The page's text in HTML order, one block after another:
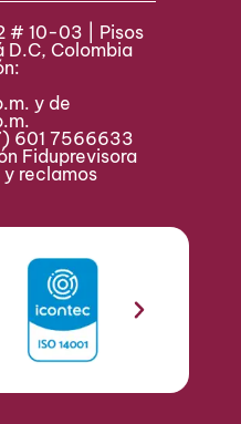
# 10-03 | Pisos
Colombia
y de
601 7566633
Fiduprevisora
reclamos